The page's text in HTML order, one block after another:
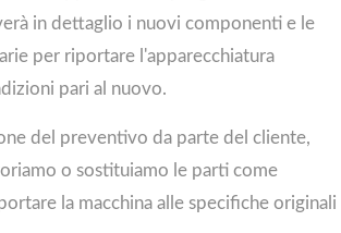
in dettaglio i nuovi componenti e le
per riportare l'apparecchiatura
pari al nuovo.
del preventivo da parte del cliente,
o sostituiamo le parti come
la macchina alle specifiche originali